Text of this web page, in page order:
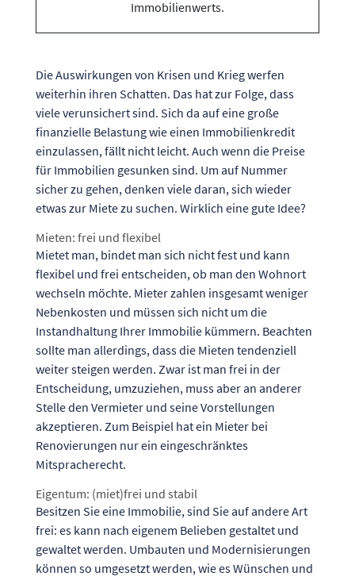
Die Auswirkungen von Krisen und Krieg werfen
weiterhin ihren Schatten. Das hat zur Folge, dass
viele verunsichert sind. Sich da auf eine große
finanzielle Belastung wie einen Immobilienkredit
einzulassen, fällt nicht leicht. Auch wenn die Preise
für Immobilien gesunken sind. Um auf Nummer
sicher zu gehen, denken viele daran, sich wieder
etwas zur Miete zu suchen. Wirklich eine gute Idee?
Mieten: frei und flexibel
Mietet man, bindet man sich nicht fest und kann
flexibel und frei entscheiden, ob man den Wohnort
wechseln möchte. Mieter zahlen insgesamt weniger
Nebenkosten und müssen sich nicht um die
Instandhaltung Ihrer Immobilie kümmern. Beachten
sollte man allerdings, dass die Mieten tendenziell
weiter steigen werden. Zwar ist man frei in der
Entscheidung, umzuziehen, muss aber an anderer
Stelle den Vermieter und seine Vorstellungen
akzeptieren. Zum Beispiel hat ein Mieter bei
Renovierungen nur ein eingeschränktes
Mitspracherecht.
Eigentum: (miet)frei und stabil
Besitzen Sie eine Immobilie, sind Sie auf andere Art
frei: es kann nach eigenem Belieben gestaltet und
gewaltet werden. Umbauten und Modernisierungen
können so umgesetzt werden, wie es Wünschen und